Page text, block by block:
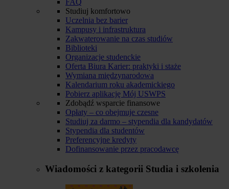
FAQ
Studiuj komfortowo
Uczelnia bez barier
Kampusy i infrastruktura
Zakwaterowanie na czas studiów
Biblioteki
Organizacje studenckie
Oferta Biura Karier: praktyki i staże
Wymiana międzynarodowa
Kalendarium roku akademickiego
Pobierz aplikację Mój USWPS
Zdobądź wsparcie finansowe
Opłaty – co obejmuje czesne
Studiuj za darmo – stypendia dla kandydatów
Stypendia dla studentów
Preferencyjne kredyty
Dofinansowanie przez pracodawcę
Wiadomości z kategorii Studia i szkolenia